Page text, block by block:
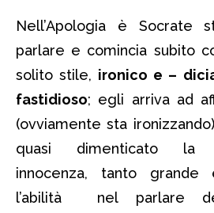
Nell’Apologia è Socrate
parlare e comincia subito
solito stile, ironico e –
fastidioso; egli arriva ad
(ovviamente sta
quasi dimenticato la
innocenza, tanto grande
l’abilità nel parlare